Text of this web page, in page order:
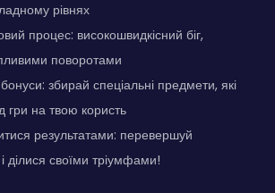
рівнях
процес: високошвидкісний біг,
поворотами
збирай спеціальні предмети, які
гри на твою користь
результатами: перевершуй
і ділися своїми тріумфами!